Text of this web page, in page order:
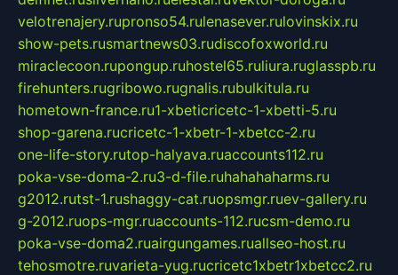
velotrenajery.rupronso54.rulenasever.rulovinskix.ru
show-pets.rusmartnews03.rudiscofoxworld.ru
miraclecoon.rupongup.ruhostel65.ruliura.ruglasspb.ru
firehunters.rugribowo.rugnalis.rubulkitula.ru
hometown-france.ru1-xbeticricetc-1-xbetti-5.ru
shop-garena.rucricetc-1-xbetr-1-xbetcc-2.ru
one-life-story.rutop-halyava.ruaccounts112.ru
poka-vse-doma-2.ru3-d-file.ruhahahaharms.ru
g2012.rutst-1.rushaggy-cat.ruopsmgr.ruev-gallery.ru
g-2012.ruops-mgr.ruaccounts-112.rucsm-demo.ru
poka-vse-doma2.ruairgungames.ruallseo-host.ru
tehosmotre.ruvarieta-yug.rucricetc1xbetr1xbetcc2.ru